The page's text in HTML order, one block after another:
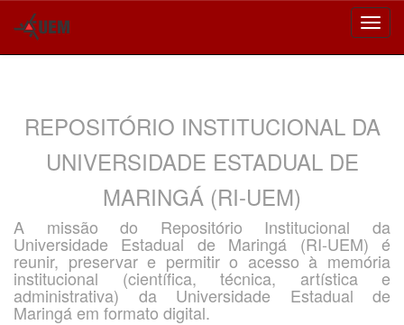
REPOSITÓRIO INSTITUCIONAL DA
UNIVERSIDADE ESTADUAL DE
MARINGÁ (RI-UEM)
A missão do Repositório Institucional da
Universidade Estadual de Maringá (RI-UEM) é
reunir, preservar e permitir o acesso à memória
institucional (científica, técnica, artística e
administrativa) da Universidade Estadual de
Maringá em formato digital.